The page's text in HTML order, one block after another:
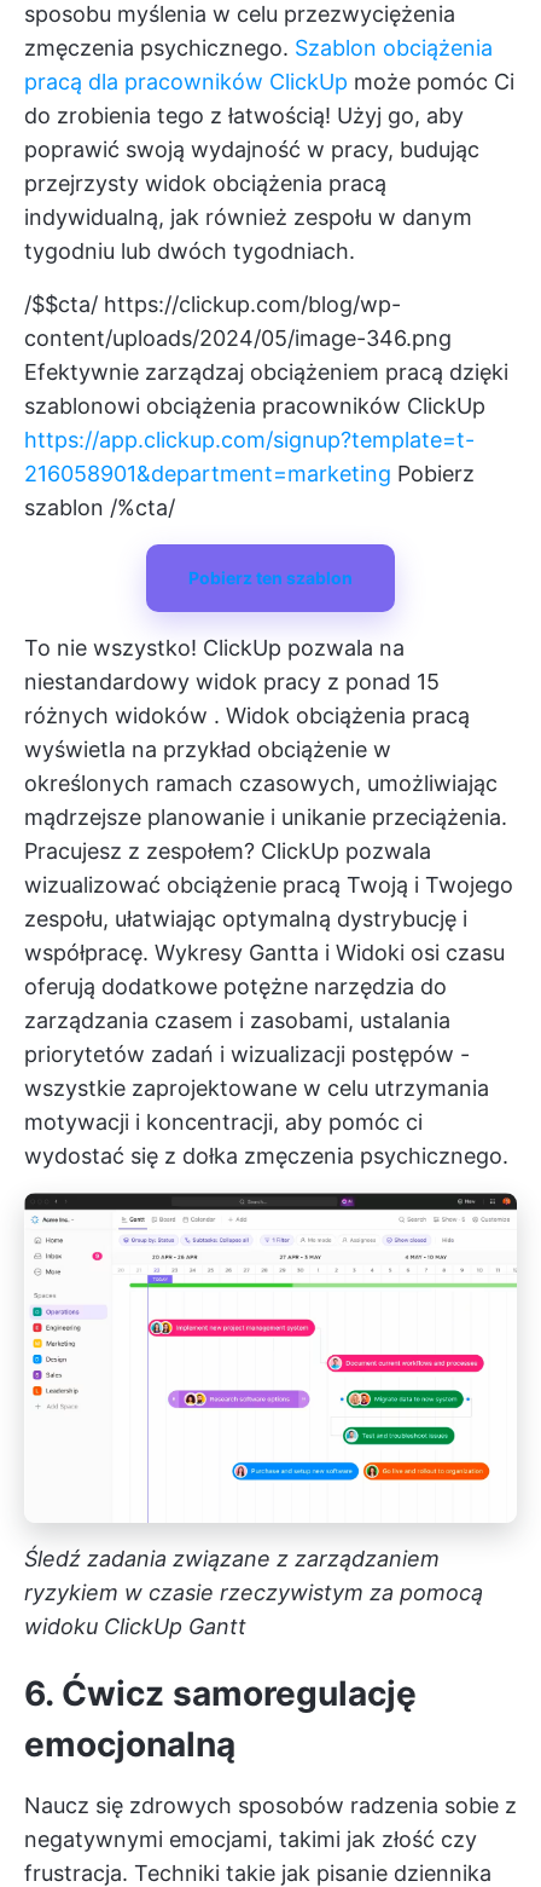
sposobu myślenia w celu przezwyciężenia
zmęczenia psychicznego. Szablon obciążenia
pracą dla pracowników ClickUp może pomóc Ci
do zrobienia tego z łatwością! Użyj go, aby
poprawić swoją wydajność w pracy, budując
przejrzysty widok obciążenia pracą
indywidualną, jak również zespołu w danym
tygodniu lub dwóch tygodniach.
/$$cta/ https://clickup.com/blog/wp-
content/uploads/2024/05/image-346.png
Efektywnie zarządzaj obciążeniem pracą dzięki
szablonowi obciążenia pracowników ClickUp
https://app.clickup.com/signup?template=t-
216058901&department=marketing Pobierz
szablon /%cta/
Pobierz ten szablon
To nie wszystko! ClickUp pozwala na
niestandardowy widok pracy z ponad 15
różnych widoków . Widok obciążenia pracą
wyświetla na przykład obciążenie w
określonych ramach czasowych, umożliwiając
mądrzejsze planowanie i unikanie przeciążenia.
Pracujesz z zespołem? ClickUp pozwala
wizualizować obciążenie pracą Twoją i Twojego
zespołu, ułatwiając optymalną dystrybucję i
współpracę. Wykresy Gantta i Widoki osi czasu
oferują dodatkowe potężne narzędzia do
zarządzania czasem i zasobami, ustalania
priorytetów zadań i wizualizacji postępów -
wszystkie zaprojektowane w celu utrzymania
motywacji i koncentracji, aby pomóc ci
wydostać się z dołka zmęczenia psychicznego.
Śledź zadania związane z zarządzaniem
ryzykiem w czasie rzeczywistym za pomocą
widoku ClickUp Gantt
6. Ćwicz samoregulację
emocjonalną
Naucz się zdrowych sposobów radzenia sobie z
negatywnymi emocjami, takimi jak złość czy
frustracja. Techniki takie jak pisanie dziennika